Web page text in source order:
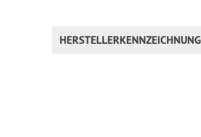
HERSTELLERKENNZEICHNUNG